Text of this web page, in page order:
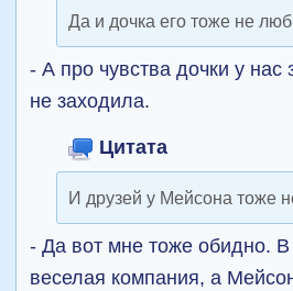
Да и дочка его тоже не
- А про чувства дочки у нас
не заходила.
Цитата
И друзей у Мейсона тоже
- Да вот мне тоже обидно.
веселая компания, а